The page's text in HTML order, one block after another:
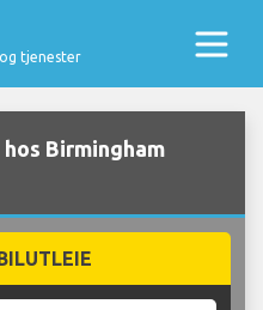
tjenester
Birmingham